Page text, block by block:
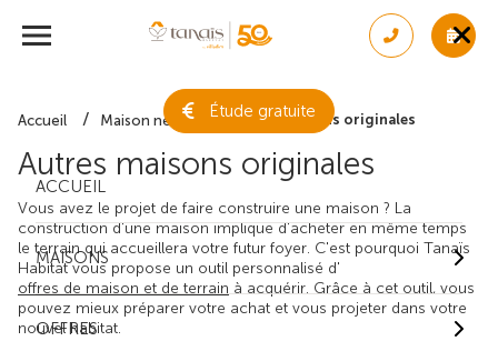
Étude gratuite
ACCUEIL
MAISONS
OFFRES
Accueil Maison neuve Autres maisons originales
Autres maisons originales
Vous avez le projet de faire construire une maison ? La
construction d'une maison implique d'acheter en même temps
le terrain qui accueillera votre futur foyer. C'est pourquoi Tanaïs
Habitat vous propose un outil personnalisé d'
offres de maison et de terrain à acquérir. Grâce à cet outil, vous
pouvez mieux préparer votre achat et vous projeter dans votre
nouvel habitat.